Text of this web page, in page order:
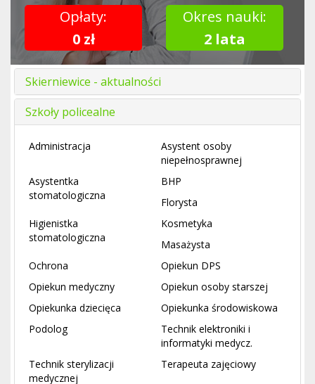
Opłaty:
0 zł
Okres nauki:
2 lata
Skierniewice - aktualności
Szkoły policealne
Administracja
Asystent osoby
niepełnosprawnej
Asystentka
stomatologiczna
BHP
Florysta
Higienistka
stomatologiczna
Kosmetyka
Masażysta
Ochrona
Opiekun DPS
Opiekun medyczny
Opiekun osoby starszej
Opiekunka dziecięca
Opiekunka środowiskowa
Podolog
Technik elektroniki i
informatyki medycz.
Technik sterylizacji
medycznej
Terapeuta zajęciowy